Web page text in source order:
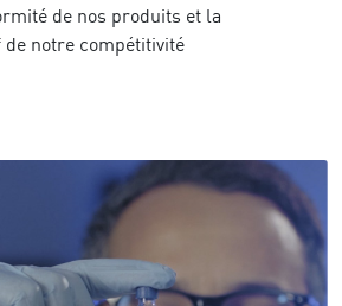
de nos produits et la
de notre compétitivité